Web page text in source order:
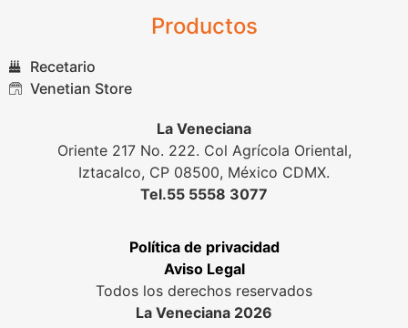
Productos
Recetario
Venetian Store
La Veneciana
Oriente 217 No. 222. Col Agrícola Oriental,
Iztacalco, CP 08500, México CDMX.
Tel.55 5558 3077
Política de privacidad
Aviso Legal
Todos los derechos reservados
La Veneciana 2026